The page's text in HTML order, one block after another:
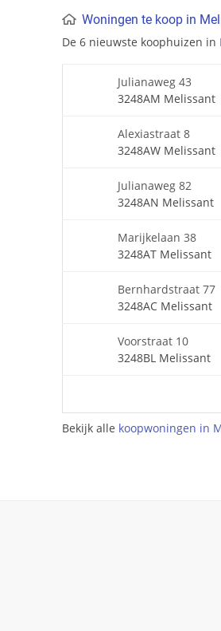
Woningen te koop in
De 6 nieuwste koophuizen in
Julianaweg 43
3248AM Melissant
Alexiastraat 8
3248AW Melissant
Julianaweg 82
3248AN Melissant
Marijkelaan 38
3248AT Melissant
Bernhardstraat 77
3248AC Melissant
Voorstraat 10
3248BL Melissant
Bekijk alle koopwoningen in